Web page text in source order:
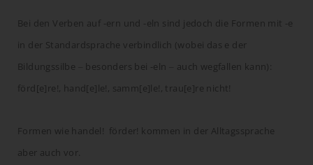
Bei den Verben auf -ern und -eln sind jedoch die Formen mit -e
in der Standardsprache verbindlich (wobei das e der
Bildungssilbe ‒ besonders bei -eln ‒ auch wegfallen kann):
förd[e]re!, hand[e]le!, samm[e]le!, trau[e]re nicht!
Formen wie handel! förder! kommen in der Alltagssprache
aber auch vor.